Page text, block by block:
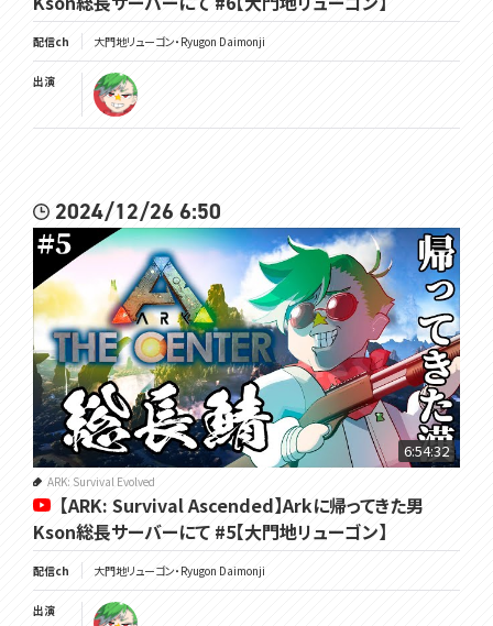
配信ch 大門地リューゴン・Ryugon Daimonji
出演
2024/12/26 6:50
6:54:32
ARK: Survival Evolved
【ARK: Survival Ascended】Arkに帰ってきた男
Kson総長サーバーにて #5【大門地リューゴン】
配信ch 大門地リューゴン・Ryugon Daimonji
出演